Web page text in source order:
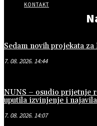
KONTAKT
Sedam novih projekata
7. 08. 2026. 14:44
NUNS – osudio prijetnje
uputila izvinjenje i
7. 08. 2026. 14:07